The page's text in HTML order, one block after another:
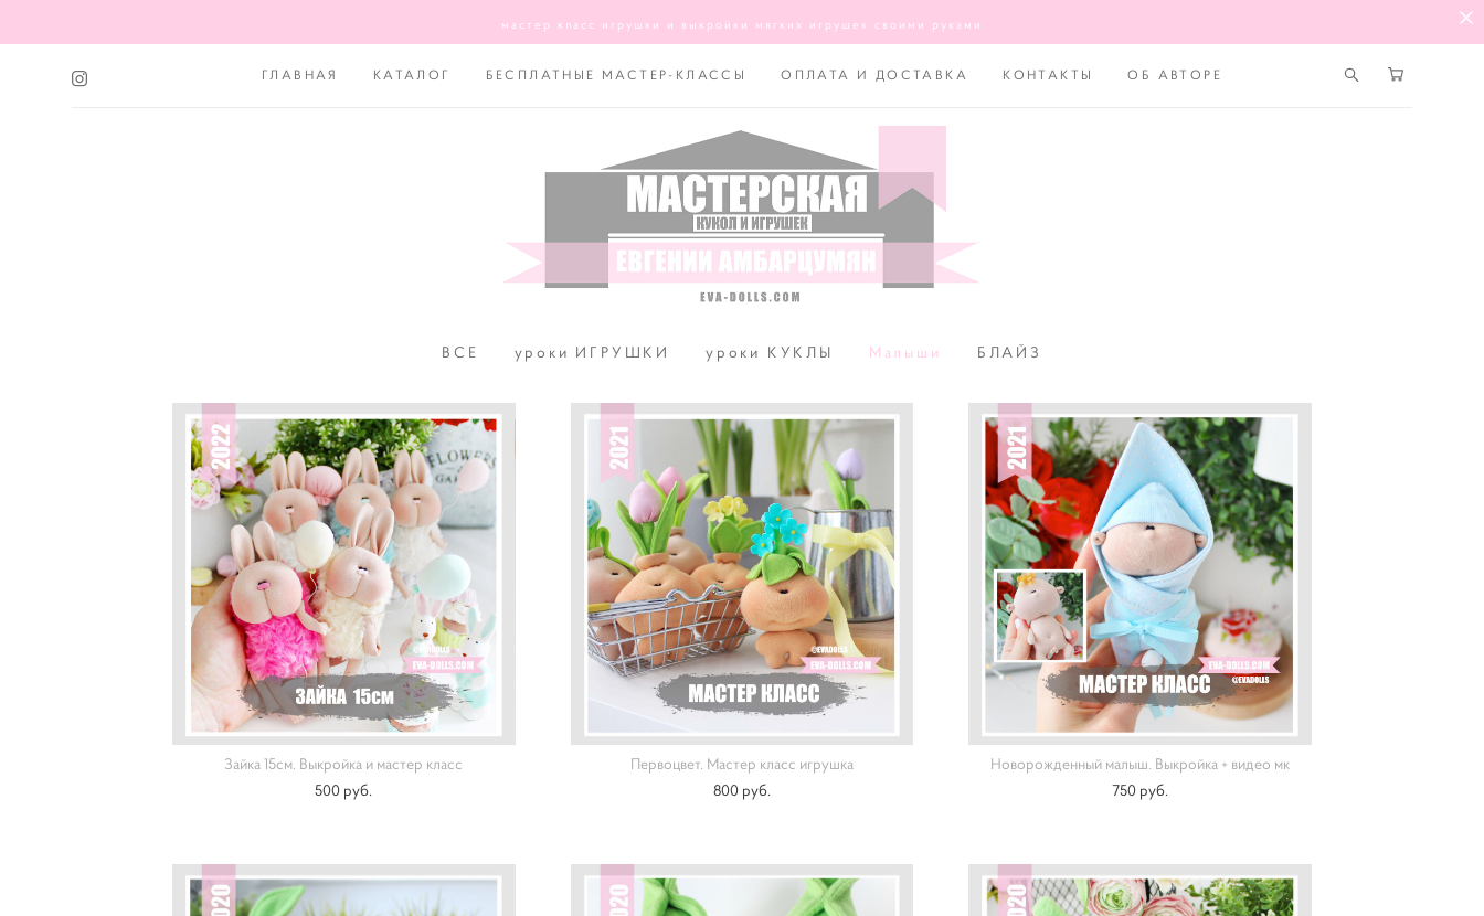
мастер класс игрушки и выкройки мягких игрушек своими руками
ГЛАВНАЯ КАТАЛОГ БЕСПЛАТНЫЕ МАСТЕР-КЛАССЫ ОПЛАТА И ДОСТАВКА КОНТАКТЫ ОБ АВТОРЕ
ВСЕ уроки ИГРУШКИ уроки КУКЛЫ Малыши БЛАЙЗ
Зайка 15см. Выкройка и мастер класс
500 pуб.
Первоцвет. Мастер класс игрушка
800 pуб.
Новорожденный малыш. Выкройка + видео мк
750 pуб.